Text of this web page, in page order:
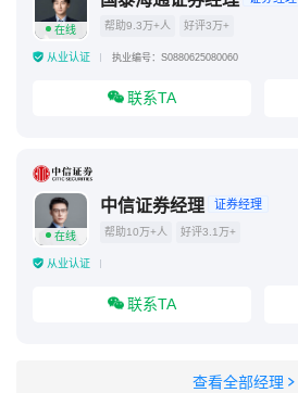
在线 帮助9.3万+人 好评3万+
从业认证 执业编号：S0880625080060
联系TA
在线
中信证券经理 证券经理
帮助10万+人 好评3.1万+
从业认证
联系TA
查看全部经理